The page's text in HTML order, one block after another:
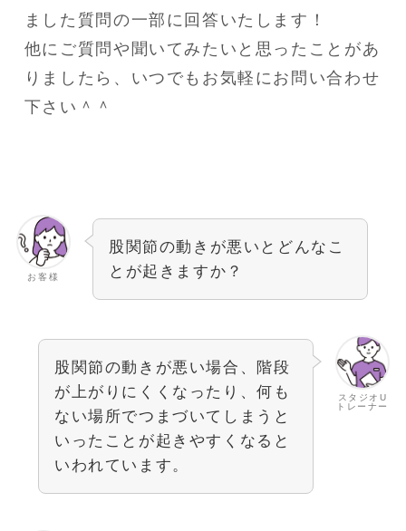
ました質問の一部に回答いたします！
他にご質問や聞いてみたいと思ったことがあ
りましたら、いつでもお気軽にお問い合わせ
下さい＾＾
お客様
股関節の動きが悪いとどんなこ
とが起きますか？
スタジオU
トレーナー
股関節の動きが悪い場合、階段
が上がりにくくなったり、何も
ない場所でつまづいてしまうと
いったことが起きやすくなると
いわれています。